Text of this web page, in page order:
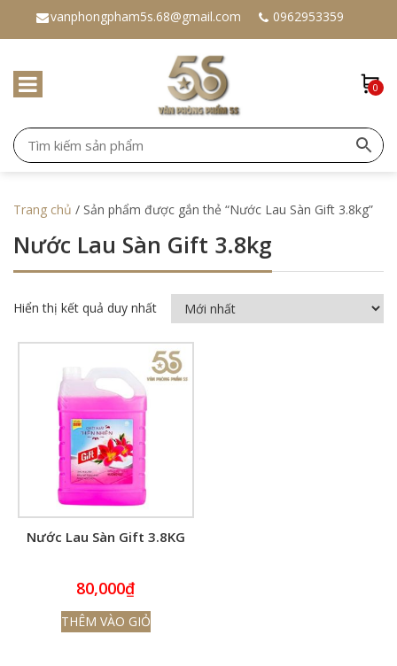
vanphongpham5s.68@gmail.com 0962953359
0
Trang chủ / Sản phẩm được gắn thẻ “Nước Lau Sàn Gift 3.8kg”
Nước Lau Sàn Gift 3.8kg
Hiển thị kết quả duy nhất
Nước Lau Sàn Gift 3.8KG
80,000₫
THÊM VÀO GIỎ